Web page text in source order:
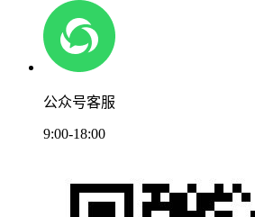
公众号客服
9:00-18:00